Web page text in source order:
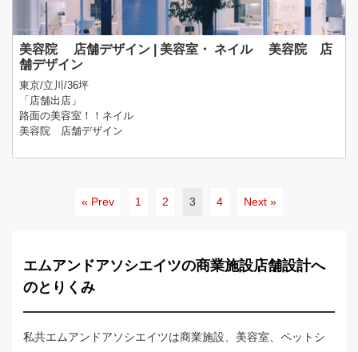
美容院 店舗デザイン | 美容室・ ネイル 美容院 店
舗デザイン
東京/立川/36坪
「店舗出店」
路面の美容室！！ネイル
美容院 店舗デザイン
« Prev 1 2 3 4 Next »
エムアンドアソシエイツの商業施設店舗設計へ
のとりくみ
私共エムアンドアソシエイツは商業施設、美容室、ペットシ